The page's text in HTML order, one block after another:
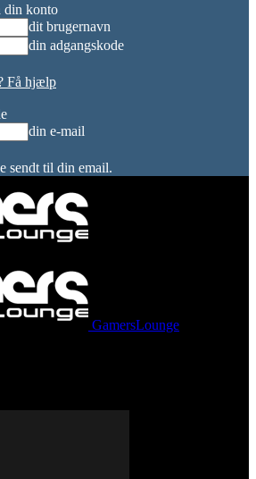
din konto
dit brugernavn
din adgangskode
Få hjælp
din e-mail
sendt til din email.
GamersLounge